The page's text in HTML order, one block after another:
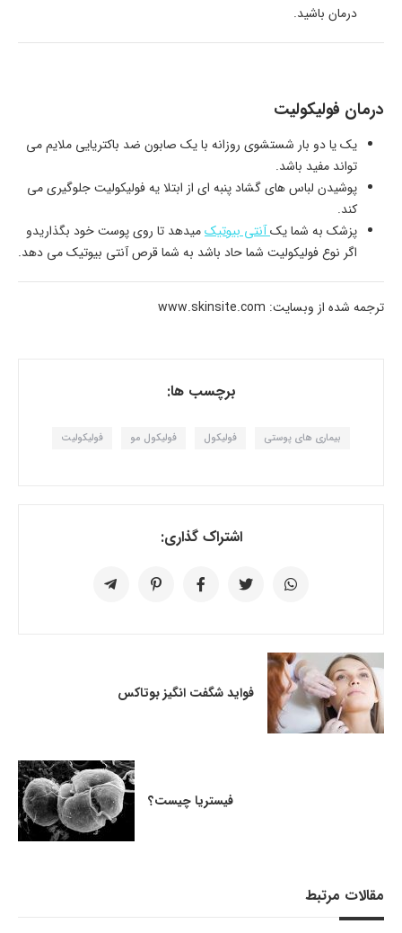
درمان باشید.
درمان فولیکولیت
یک یا دو بار شستشوی روزانه با یک صابون ضد باکتریایی ملایم می
تواند مفید باشد.
پوشیدن لباس های گشاد پنبه ای از ابتلا یه فولیکولیت جلوگیری می
کند.
پزشک به شما یکآنتی بیوتیکمیدهد تا روی پوست خود بگذاریدو
اگر نوع فولیکولیت شما حاد باشد به شما قرص آنتی بیوتیک می دهد.
ترجمه شده از وبسایت: www.skinsite.com
برچسب ها:
بیماری های پوستی فولیکول فولیکول مو فولیکولیت
اشتراک گذاری:
فواید شگفت انگیز بوتاکس
فیستریا چیست؟
مقالات مرتبط